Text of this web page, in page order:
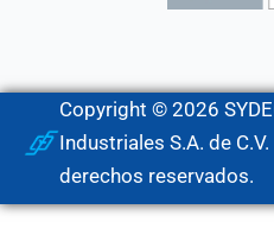
Copyright © 2026
Industriales S.A. de
derechos reservados.